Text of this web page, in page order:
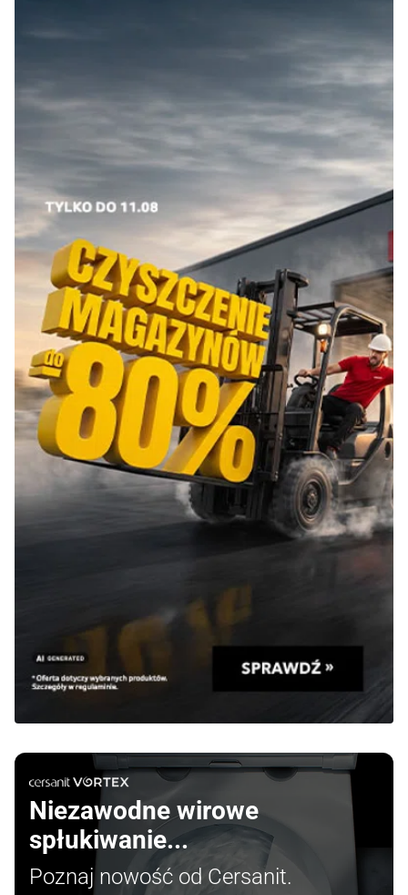
Niezawodne wirowe
spłukiwanie...
Poznaj nowość od Cersanit.